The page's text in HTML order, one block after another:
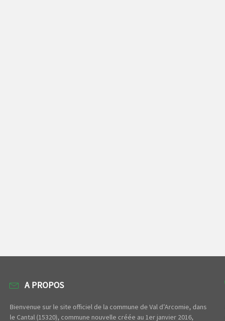
A PROPOS
Bienvenue sur le site officiel de la commune de Val d’Arcomie, dans
le Cantal (15320), commune nouvelle créée au 1er janvier 2016,